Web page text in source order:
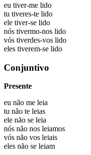
eu tiver-me lido
tu tiveres-te lido
ele tiver-se lido
nós tivermo-nos lido
vós tiverdes-vos lido
eles tiverem-se lido
Conjuntivo
Presente
eu não me leia
tu não te leias
ele não se leia
nós não nos leiamos
vós não vos leiais
eles não se leiam